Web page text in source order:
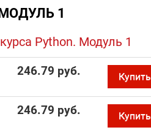
1
Python. Модуль 1
246.79 руб. Купить
246.79 руб. Купить